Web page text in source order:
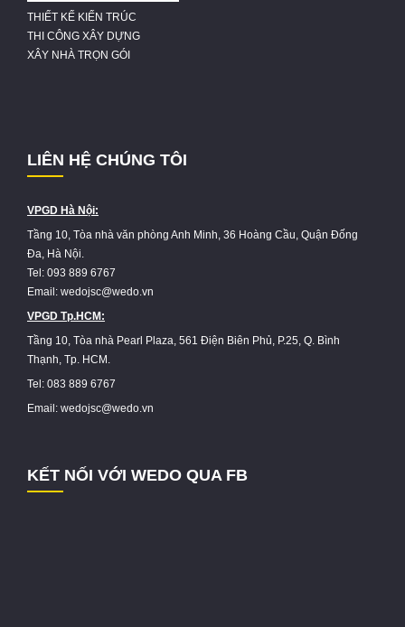
THIẾT KẾ KIẾN TRÚC
THI CÔNG XÂY DỰNG
XÂY NHÀ TRỌN GÓI
LIÊN HỆ CHÚNG TÔI
VPGD Hà Nội:
Tầng 10, Tòa nhà văn phòng Anh Minh, 36 Hoàng Cầu, Quận Đống
Đa, Hà Nội.
Tel: 093 889 6767
Email: wedojsc@wedo.vn
VPGD Tp.HCM:
Tầng 10, Tòa nhà Pearl Plaza, 561 Điện Biên Phủ, P.25, Q. Bình
Thạnh, Tp. HCM.
Tel: 083 889 6767
Email: wedojsc@wedo.vn
KẾT NỐI VỚI WEDO QUA FB